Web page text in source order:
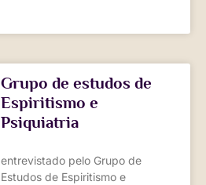
Grupo de estudos de
Espiritismo e
Psiquiatria
entrevistado pelo Grupo de
Estudos de Espiritismo e